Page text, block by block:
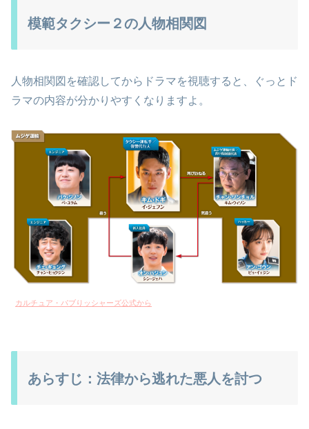
模範タクシー２の人物相関図
人物相関図を確認してからドラマを視聴すると、ぐっとド
ラマの内容が分かりやすくなりますよ。
カルチュア・パブりッシャーズ公式から
あらすじ：法律から逃れた悪人を討つ